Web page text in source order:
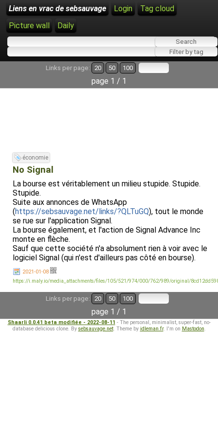
Liens en vrac de sebsauvage Login
Tag cloud
Picture wall
Daily
Links per page: 20 50 100
page 1 / 1
économie
No Signal
La bourse est véritablement un milieu stupide. Stupide.
Stupide.
Suite aux annonces de WhatsApp
(https://sebsauvage.net/links/?QLTuGQ), tout le monde
se rue sur l'application Signal.
La bourse également, et l'action de Signal Advance Inc
monte en flèche.
Sauf que cette société n'a absolument rien à voir avec le
logiciel Signal (qui n'est d'ailleurs pas côté en bourse).
2021-01-08
https://i.maly.io/media_attachments/files/105/521/974/000/762/989/original/
Links per page: 20 50 100
page 1 / 1
Shaarli 0.0.41 beta modifiée - 2022-08-11 - The personal, minimalist, super-fast, no-
database delicious clone. By sebsauvage.net. Theme by idleman.fr. I'm on Mastodon.